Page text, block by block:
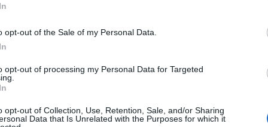
opt-out of the Sale of my Personal Data.
opt-out of processing my Personal Data for Targeted
opt-out of Collection, Use, Retention, Sale, and/or Sharing
Data that Is Unrelated with the Purposes for which it